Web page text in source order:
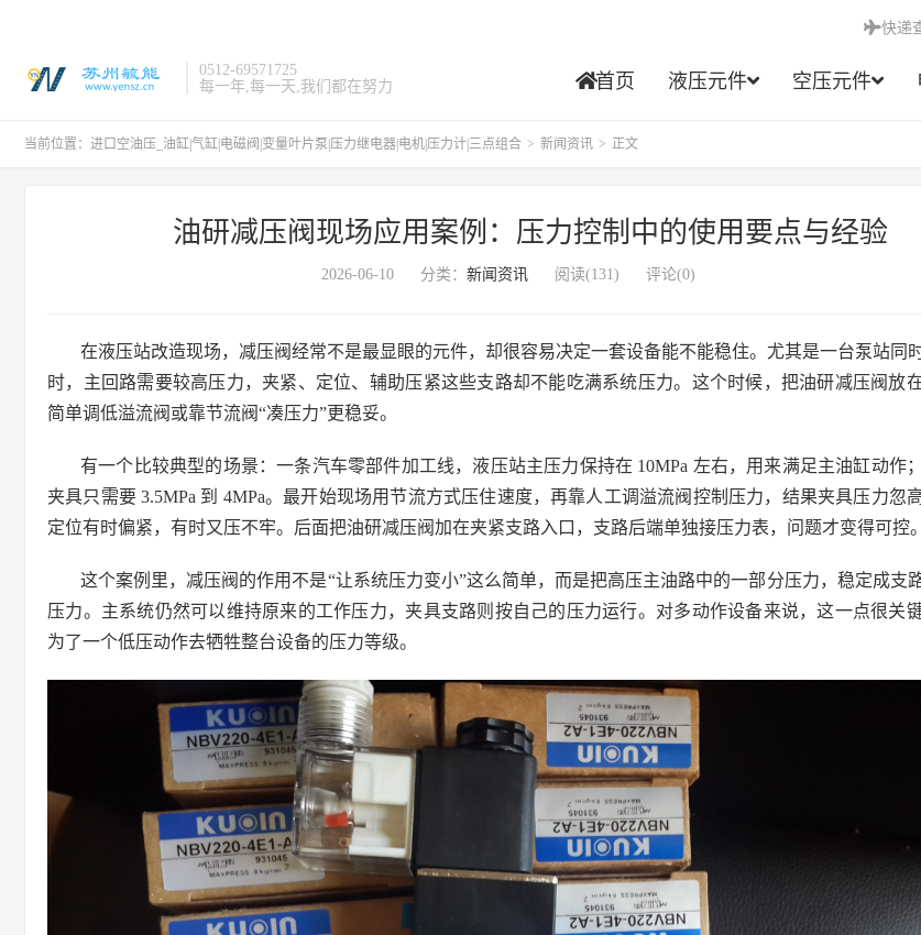
0512-69571725
每一年,每一天,我们都在努力
首页 液压元件 空压元件
快递
当前位置： 进口空油压_油缸|气缸|电磁阀|变量叶片泵|压力继电器|电机|压力计|三点组合 > 新闻资讯 > 正文
油研减压阀现场应用案例：压力控制中的使用要点与经验
2026-06-10 分类： 新闻资讯 阅读(131) 评论(0)
在液压站改造现场，减压阀经常不是最显眼的元件，却很容易决定一套设备能不能稳住。尤其是一台泵站同
时，主回路需要较高压力，夹紧、定位、辅助压紧这些支路却不能吃满系统压力。这个时候，把油研减压阀放
简单调低溢流阀或靠节流阀“凑压力”更稳妥。
有一个比较典型的场景：一条汽车零部件加工线，液压站主压力保持在 10MPa 左右，用来满足主油缸动作
夹具只需要 3.5MPa 到 4MPa。最开始现场用节流方式压住速度，再靠人工调溢流阀控制压力，结果夹具压力忽
定位有时偏紧，有时又压不牢。后面把油研减压阀加在夹紧支路入口，支路后端单独接压力表，问题才变得可控。
这个案例里，减压阀的作用不是“让系统压力变小”这么简单，而是把高压主油路中的一部分压力，稳定成支
压力。主系统仍然可以维持原来的工作压力，夹具支路则按自己的压力运行。对多动作设备来说，这一点很关
为了一个低压动作去牺牲整台设备的压力等级。